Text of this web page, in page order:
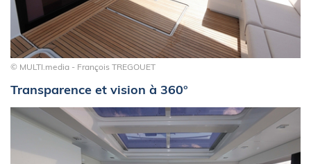
© MULTI.media - François TREGOUET
Transparence et vision à 360°